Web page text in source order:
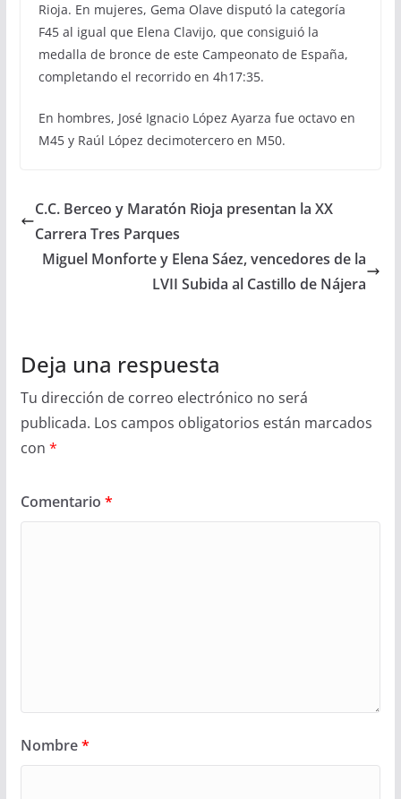
Rioja. En mujeres, Gema Olave disputó la categoría
F45 al igual que Elena Clavijo, que consiguió la
medalla de bronce de este Campeonato de España,
completando el recorrido en 4h17:35.
En hombres, José Ignacio López Ayarza fue octavo en
M45 y Raúl López decimotercero en M50.
C.C. Berceo y Maratón Rioja presentan la XX
Carrera Tres Parques
Miguel Monforte y Elena Sáez, vencedores de la
LVII Subida al Castillo de Nájera
Deja una respuesta
Tu dirección de correo electrónico no será
publicada. Los campos obligatorios están marcados
con *
Comentario *
Nombre*